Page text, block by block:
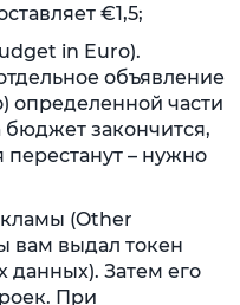
€1,5;
in Euro).
объявление
определенной части
закончится,
перестанут – нужно
(Other
вам выдал токен
Затем его
При